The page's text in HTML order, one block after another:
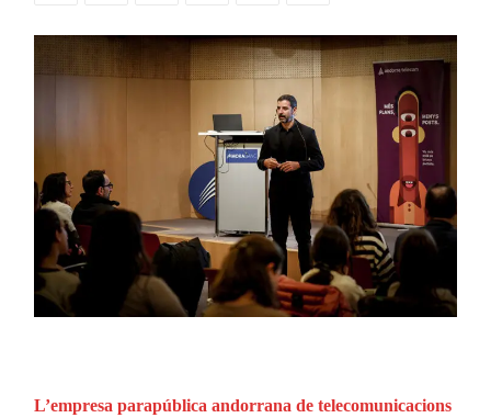
L’empresa parapública andorrana de telecomunicacions